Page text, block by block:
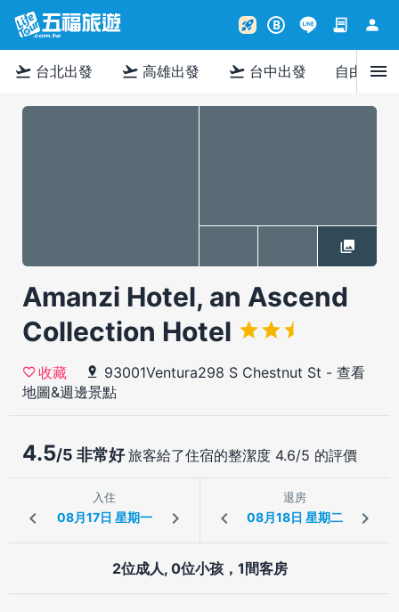
rocket_launch B contract person
flight_takeoff 台北出發 flight_takeoff 高雄出發 flight_takeoff 台中出發 自由行menu
Amanzi Hotel, an Ascend
Collection Hotel
收藏 93001Ventura298 S Chestnut St - 查看
地圖&週邊景點
4.5/5 非常好旅客給了住宿的整潔度 4.6/5 的評價
入住 退房
2位成人, 0位小孩，1間客房